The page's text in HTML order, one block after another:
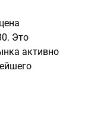
Это
активно